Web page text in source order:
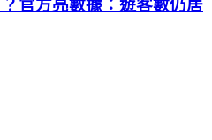
官方亮數據：遊客數仍居